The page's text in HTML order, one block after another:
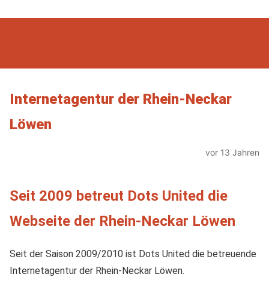
Internetagentur der Rhein-Neckar
Löwen
vor 13 Jahren
Seit 2009 betreut Dots United die
Webseite der Rhein-Neckar Löwen
Seit der Saison 2009/2010 ist Dots United die betreuende
Internetagentur der Rhein-Neckar Löwen.